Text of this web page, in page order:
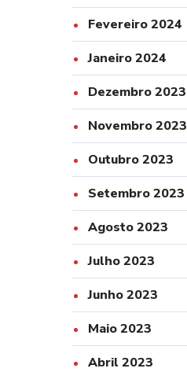
Fevereiro 2024
Janeiro 2024
Dezembro 2023
Novembro 2023
Outubro 2023
Setembro 2023
Agosto 2023
Julho 2023
Junho 2023
Maio 2023
Abril 2023